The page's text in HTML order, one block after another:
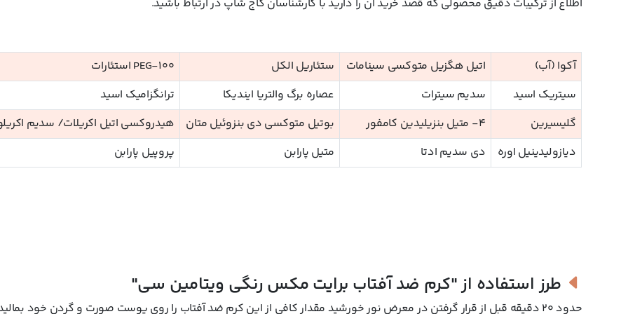
اطلاع از ترکیبات دقیق محصولی که قصد خرید آن را دارید با کارشناسان کاج شاپ در ارتباط باشید.
آکوا (آب) اتیل هگزیل متوکسی سینامات ستئاریل الکل PEG-100 استئارات
سیتریک اسید
سدیم سیترات عصاره برگ والتریا ایندیکا ترانگزامیک اسید
گلیسیرین
4- متیل بنزیلیدین کامفور بوتیل متوکسی دی بنزوئيل متان هیدروکسی اتیل اکریلات/ سدیم
دیازولیدینیل اوره
دی سدیم ادتا متیل پارابن پروپیل پارابن
طرز استفاده از"کرم ضد آفتاب برایت مکس رنگی ویتامین سی"
حدود 20 دقیقه قبل از قرار گرفتن در معرض نور خورشید مقدار کافی از این کرم ضد آفتاب را روی پوست صورت و گردن خود بمالید.